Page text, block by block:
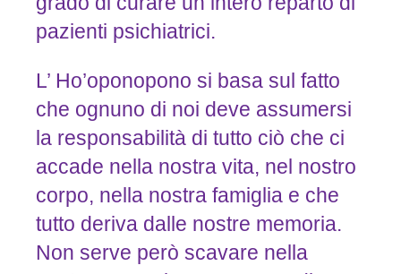
pazienti psichiatrici.
L’ Ho’oponopono si basa sul fatto
che ognuno di noi deve assumersi
la responsabilità di tutto ciò che ci
accade nella nostra vita, nel nostro
corpo, nella nostra famiglia e che
tutto deriva dalle nostre memoria.
Non serve però scavare nella